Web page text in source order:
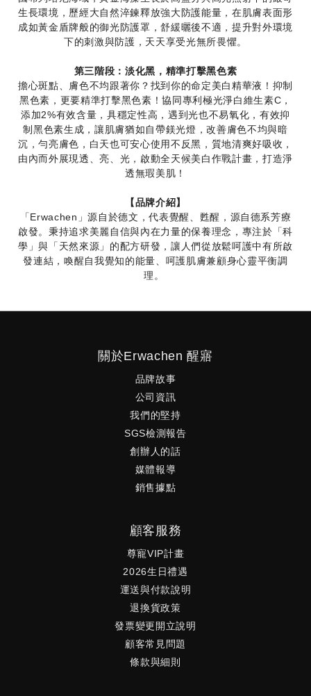
生長環境，歷經大自然淬鍊釋放強大防護能量，在肌膚表面形
成如黃金盾牌般的御光防護罩，舒緩曬後不適，提升對外環境
下的刺激與防護，天天享受光無所畏懼。
第三階段：淡化黑，精準打擊黑色素
擔心斑點、膚色不均跟著你？找到你的命定美白精華液！抑制
黑色素，更要精準打擊黑色素！協同專利極光淨白維生素C，
添加2%有效含量，具穩定性高，遇到光也不易氧化，有效抑
制黑色素生成，讓肌膚猶如自帶鎂光燈，改善膚色不均與暗
沉，勻亮膚色，白天也可安心使用不反黑，質地清爽好吸收，
由內而外展現透、亮、光，啟動全天候美白作戰計畫，打造淨
透無瑕美肌！
【品牌介紹】
「Erwachen」源自於德文，代表覺醒、甦醒，源自德系芳療
啟發。秉持追求美麗自信與內在力量的保養理念，專注於「科
學」與「天然來源」的配方研發，讓人們從放鬆呵護中有所啟
發連結，喚醒自我覺知的能量、呵護肌膚兼顧身心靈平衡調
理。
關於Erwachen 醒寤
品牌故事
公司資訊
我們的堅持
SGS檢測報告
創辦人的話
媒體報導
銷售據點
顧客服務
尊寵VIP計畫
2026生日禮遇
運送與付款說明
退換貨政策
發票變更開立說明
顧客常見問題
條款與細則